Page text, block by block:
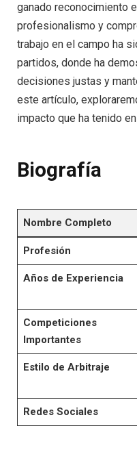
ganado reconocimiento
profesionalismo y
trabajo en el campo ha
partidos, donde ha
decisiones justas y
este artículo,
impacto que ha tenido
Biografía
Nombre Completo
Profesión
Años de Experiencia
Competiciones
Importantes
Estilo de Arbitraje
Redes Sociales